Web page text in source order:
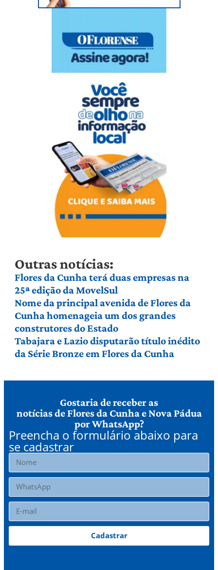
Outras notícias:
Flores da Cunha terá duas empresas na
25ª edição da MovelSul
Nome da principal avenida de Flores da
Cunha homenageia um dos grandes
construtores do Estado
Tabajara e Lazio disputarão título inédito
da Série Bronze em Flores da Cunha
Gostaria de receber as
notícias de Flores da Cunha e Nova Pádua
por WhatsApp?
Preencha o formulário abaixo para
se cadastrar
Cadastrar